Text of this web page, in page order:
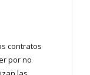
contratos
por no